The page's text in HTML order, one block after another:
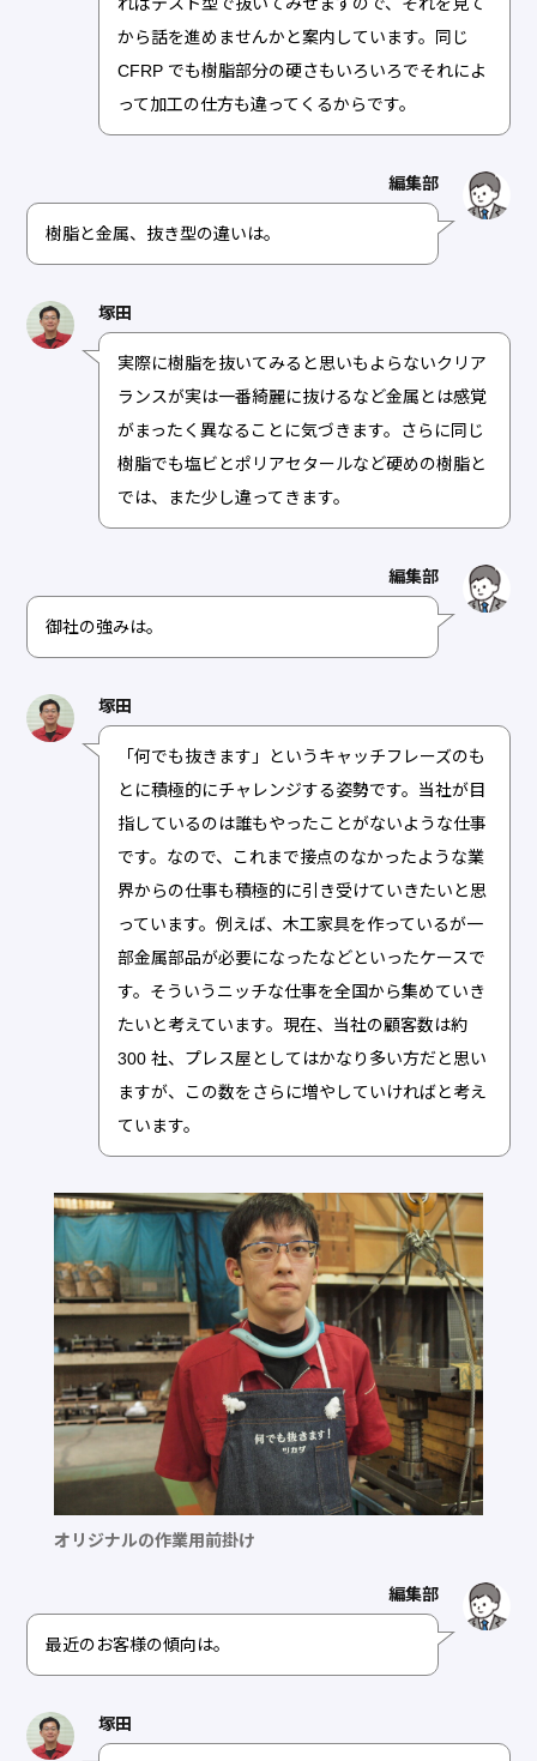
から話を進めませんかと案内しています。同じ
CFRP でも樹脂部分の硬さもいろいろでそれによ
って加工の仕方も違ってくるからです。
編集部
樹脂と金属、抜き型の違いは。
塚田
実際に樹脂を抜いてみると思いもよらないクリア
ランスが実は一番綺麗に抜けるなど金属とは感覚
がまったく異なることに気づきます。さらに同じ
樹脂でも塩ビとポリアセタールなど硬めの樹脂と
では、また少し違ってきます。
編集部
御社の強みは。
塚田
「何でも抜きます」というキャッチフレーズのも
とに積極的にチャレンジする姿勢です。当社が目
指しているのは誰もやったことがないような仕事
です。なので、これまで接点のなかったような業
界からの仕事も積極的に引き受けていきたいと思
っています。例えば、木工家具を作っているが一
部金属部品が必要になったなどといったケースで
す。そういうニッチな仕事を全国から集めていき
たいと考えています。現在、当社の顧客数は約
300 社、プレス屋としてはかなり多い方だと思い
ますが、この数をさらに増やしていければと考え
ています。
オリジナルの作業用前掛け
編集部
最近のお客様の傾向は。
塚田